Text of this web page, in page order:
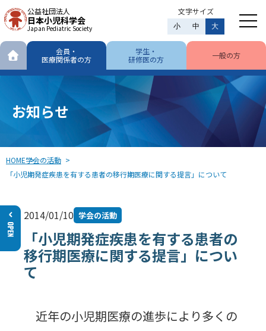
公益社団法人
日本小児科学会
Japan Pediatric Society
文字サイズ
小 中 大
会員・
医療関係者の方
学生・
研修医の方
一般の方
お知らせ
HOME学会の活動
「小児期発症疾患を有する患者の移行期医療に関する提言」について
2014/01/10 学会の活動
「小児期発症疾患を有する患者の
移行期医療に関する提言」につい
て
近年の小児期医療の進歩により多くの